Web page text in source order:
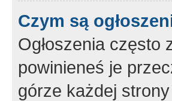
Czym są
Ogłoszenia często
powinieneś je
górze każdej